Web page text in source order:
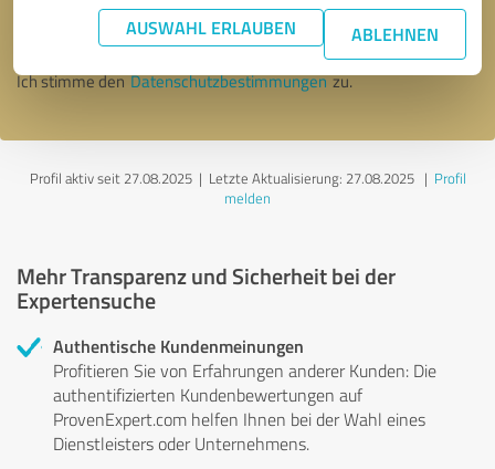
AUSWAHL ERLAUBEN ABLEHNEN
Nachricht senden
Ich stimme denDatenschutzbestimmungenzu.
Profil aktiv seit 27.08.2025 | Letzte Aktualisierung: 27.08.2025| Profil
melden
Mehr Transparenz und Sicherheit bei der
Expertensuche
Authentische Kundenmeinungen
Profitieren Sie von Erfahrungen anderer Kunden: Die
authentifizierten Kundenbewertungen auf
ProvenExpert.com helfen Ihnen bei der Wahl eines
Dienstleisters oder Unternehmens.